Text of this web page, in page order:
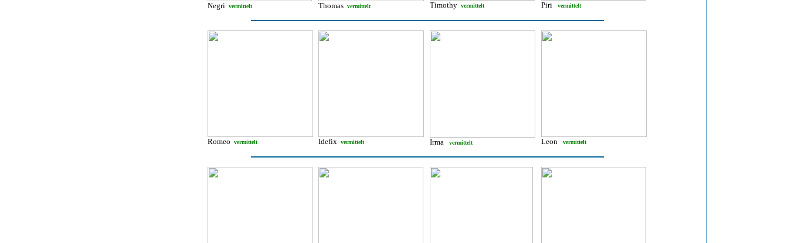
Negri vermittelt Thomas vermittelt Timothy vermittelt Piri vermittelt
Romeo vermittelt Idefix vermittelt Irma vermittelt Leon vermittelt